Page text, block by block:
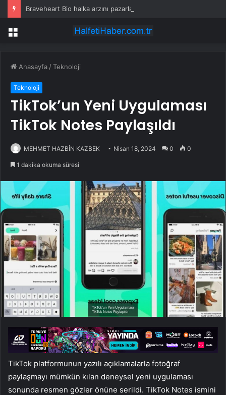
Menü
Anasayfa /Teknoloji
Teknoloji
TikTok’un Yeni Uygulaması
TikTok Notes Paylaşıldı
MEHMET HAZBİN KAZBEK Nisan 18, 2024 0 0
1 dakika okuma süresi
TikTok platformunun yazılı açıklamalarla fotoğraf
paylaşmayı mümkün kılan deneysel yeni uygulaması
sonunda resmen gözler önüne serildi. TikTok Notes ismini